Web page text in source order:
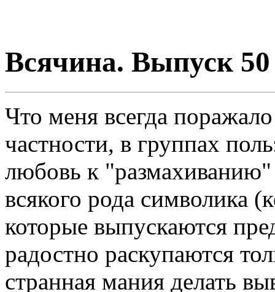
Всячина. Выпуск 50
Что меня всегда
частности, в группах
любовь к "размахиванию"
всякого рода символика
которые выпускаются
радостно раскупаются
странная мания делать